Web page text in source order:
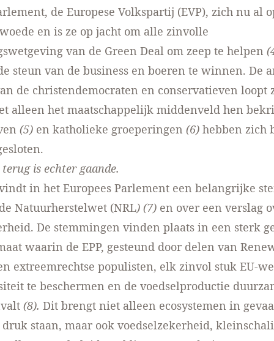
de Europese Volkspartij (EVP), zich nu al
en is ze op jacht om alle zinvolle
van de Green Deal om zeep te helpen
steun van de business en boeren te winnen. De
de christendemocraten en conservatieven loopt
alleen het maatschappelijk middenveld hen
(5) en katholieke groeperingen (6) hebben zich
is echter gaande.
in het Europees Parlement een belangrijke
Natuurherstelwet (NRL) (7) en over een verslag
De stemmingen vinden plaats in een sterk
waarin de EPP, gesteund door delen van
extreemrechtse populisten, elk zinvol stuk EU-
te beschermen en de voedselproductie
(8). Dit brengt niet alleen ecosystemen in
staan, maar ook voedselzekerheid,